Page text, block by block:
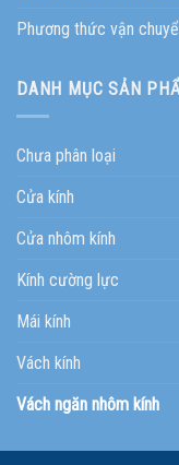
Phương thức vận
DANH MỤC SẢN
Chưa phân loại
Cửa kính
Cửa nhôm kính
Kính cường lực
Mái kính
Vách kính
Vách ngăn nhôm kính